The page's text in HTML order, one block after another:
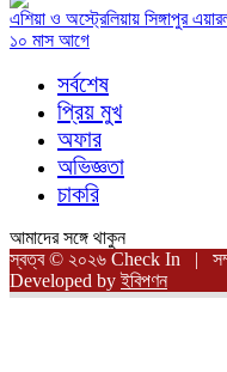
এশিয়া ও অস্ট্রেলিয়ায় সিঙ্গাপুর
১০ মাস আগে
সর্বশেষ
প্রিয় মুখ
অফার
অভিজ্ঞতা
চাকরি
আমাদের সঙ্গে থাকুন
স্বত্ব © ২০২৬ Check In |
Developed byইবিপণন